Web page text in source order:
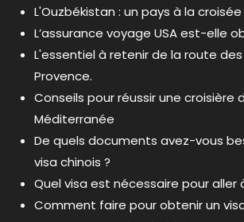
L'Ouzbékistan : un pays à la
L’assurance voyage USA est-elle
L'essentiel à retenir de la route
Provence.
Conseils pour réussir une croisière
Méditerranée
De quels documents avez-vous
visa chinois ?
Quel visa est nécessaire pour aller
Comment faire pour obtenir un